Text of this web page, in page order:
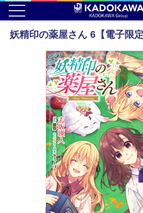
妖精印の薬屋さん 6【電子限定